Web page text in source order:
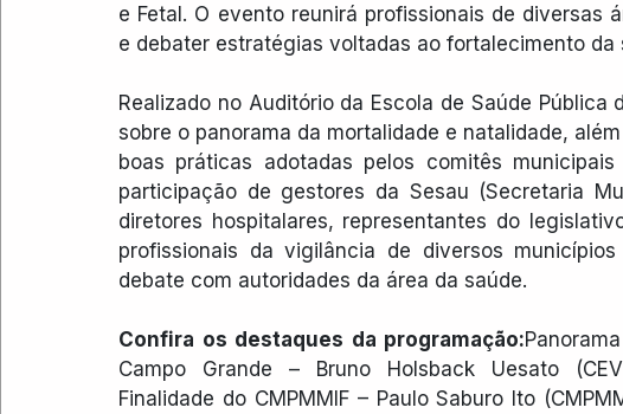
e Fetal. O evento reunirá profissionais de diversas
e debater estratégias voltadas ao fortalecimento
Realizado no Auditório da Escola de Saúde
sobre o panorama da mortalidade e natalidade,
boas práticas adotadas pelos comitês
participação de gestores da Sesau (Secretaria
diretores hospitalares, representantes do
profissionais da vigilância de diversos
debate com autoridades da área da saúde.
Confira os destaques da programação:
Campo Grande – Bruno Holsback Uesato
Finalidade do CMPMMIF – Paulo Saburo Ito